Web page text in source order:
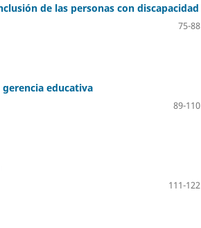
de las personas con discapacidad
75-88
educativa
89-110
111-122